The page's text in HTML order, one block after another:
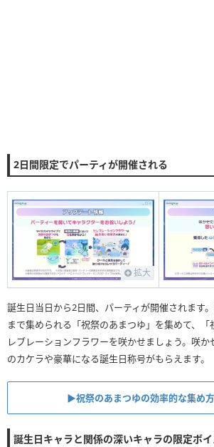
2日間限定でパーティが開催される
拡大
誕生日当日から2日間、パーティが開催されます
まで集められる「祝祭のあまつゆ」を集めて、
レブレーションフラワーを咲かせましょう。咲
のカケラや豪華になる誕生日称号がもらえます。
▶︎祝祭のあまつゆの効率的な集め
誕生日キャラと関係の深いキャラの限定ボ